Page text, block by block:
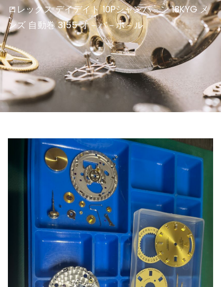
ロレックス デイデイト 10Pシャンパ－ン 18KYG メ
ンズ 自動巻 3155 オ－バ－ホ－ル